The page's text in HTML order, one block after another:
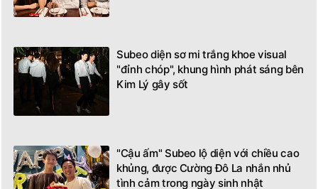
Subeo diện sơ mi trắng khoe visual
"đỉnh chóp", khung hình phát sáng bên
Kim Lý gây sốt
"Cậu ấm" Subeo lộ diện với chiều cao
khủng, được Cường Đô La nhắn nhủ
tình cảm trong ngày sinh nhật